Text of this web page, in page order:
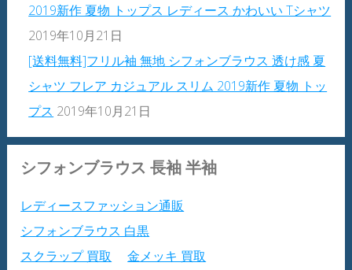
2019新作 夏物 トップス レディース かわいい Tシャツ
2019年10月21日
[送料無料]フリル袖 無地 シフォンブラウス 透け感 夏
シャツ フレア カジュアル スリム 2019新作 夏物 トッ
プス 2019年10月21日
シフォンブラウス 長袖 半袖
レディースファッション通販
シフォンブラウス 白黒
スクラップ 買取
金メッキ 買取